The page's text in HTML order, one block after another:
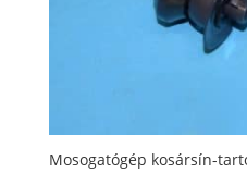
Mosogatógép kosársín-